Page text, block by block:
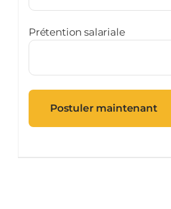
Prétention salariale
Postuler maintenant